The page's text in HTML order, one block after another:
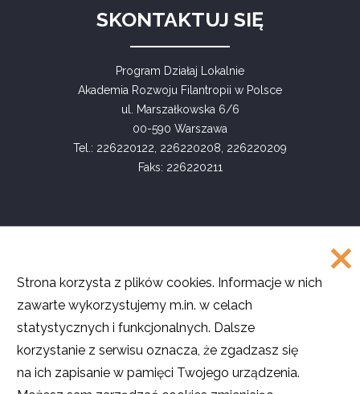
SKONTAKTUJ SIĘ
Program Działaj Lokalnie
Akademia Rozwoju Filantropii w Polsce
ul. Marszałkowska 6/6
00-590 Warszawa
Tel.: 226220122, 226220208, 226220209
Faks: 226220211
COPYRIGHT
Akademia Rozwoju Filantropii w Polsce
2016
Projekt i realizacja
Strona korzysta z plików cookies. Informacje w nich
zawarte wykorzystujemy m.in. w celach
statystycznych i funkcjonalnych. Dalsze
korzystanie z serwisu oznacza, że zgadzasz się
na ich zapisanie w pamięci Twojego urządzenia.